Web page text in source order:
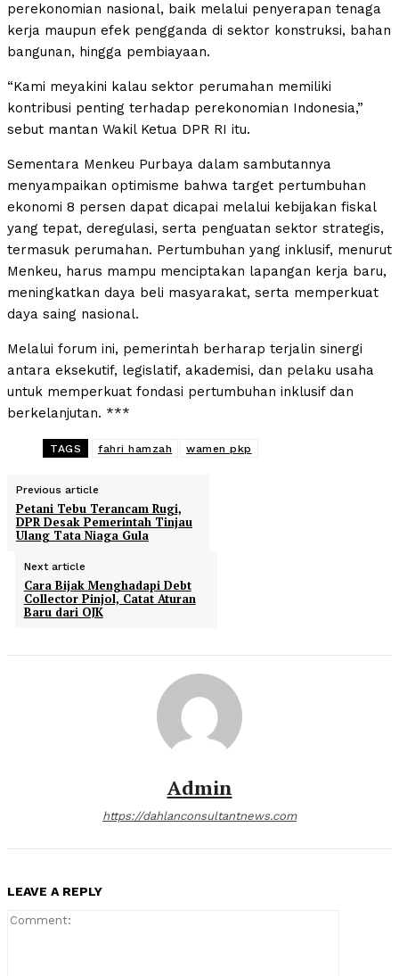
perekonomian nasional, baik melalui penyerapan tenaga
kerja maupun efek pengganda di sektor konstruksi, bahan
bangunan, hingga pembiayaan.
“Kami meyakini kalau sektor perumahan memiliki
kontribusi penting terhadap perekonomian Indonesia,”
sebut mantan Wakil Ketua DPR RI itu.
Sementara Menkeu Purbaya dalam sambutannya
menyampaikan optimisme bahwa target pertumbuhan
ekonomi 8 persen dapat dicapai melalui kebijakan fiskal
yang tepat, deregulasi, serta penguatan sektor strategis,
termasuk perumahan. Pertumbuhan yang inklusif, menurut
Menkeu, harus mampu menciptakan lapangan kerja baru,
meningkatkan daya beli masyarakat, serta memperkuat
daya saing nasional.
Melalui forum ini, pemerintah berharap terjalin sinergi
antara eksekutif, legislatif, akademisi, dan pelaku usaha
untuk memperkuat fondasi pertumbuhan inklusif dan
berkelanjutan. ***
TAGS fahri hamzah wamen pkp
Previous article
Petani Tebu Terancam Rugi,
DPR Desak Pemerintah Tinjau
Ulang Tata Niaga Gula
Next article
Cara Bijak Menghadapi Debt
Collector Pinjol, Catat Aturan
Baru dari OJK
Admin
https://dahlanconsultantnews.com
LEAVE A REPLY